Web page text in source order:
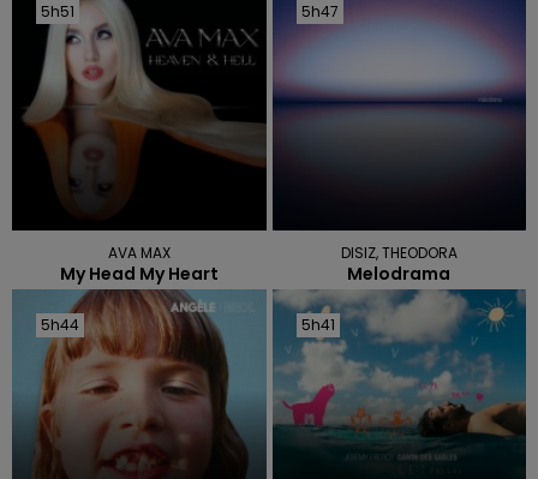
5h51
5h51
AVA MAX
My Head My Heart
5h47
5h47
DISIZ, THEODORA
Melodrama
5h44
5h44 5h41
5h41